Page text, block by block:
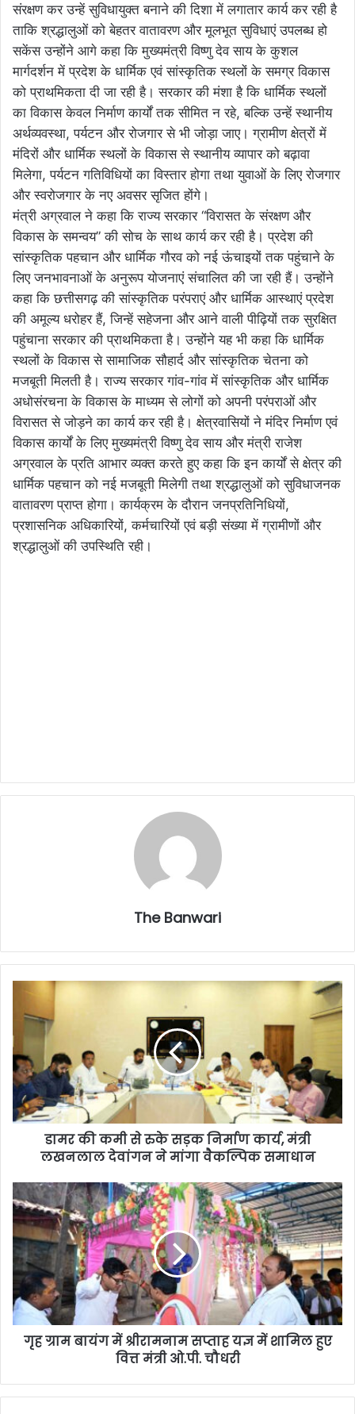
संरक्षण कर उन्हें सुविधायुक्त बनाने की दिशा में लगातार कार्य कर रही है
ताकि श्रद्धालुओं को बेहतर वातावरण और मूलभूत सुविधाएं उपलब्ध हो
सकेंस उन्होंने आगे कहा कि मुख्यमंत्री विष्णु देव साय के कुशल
मार्गदर्शन में प्रदेश के धार्मिक एवं सांस्कृतिक स्थलों के समग्र विकास
को प्राथमिकता दी जा रही है। सरकार की मंशा है कि धार्मिक स्थलों
का विकास केवल निर्माण कार्यों तक सीमित न रहे, बल्कि उन्हें स्थानीय
अर्थव्यवस्था, पर्यटन और रोजगार से भी जोड़ा जाए। ग्रामीण क्षेत्रों में
मंदिरों और धार्मिक स्थलों के विकास से स्थानीय व्यापार को बढ़ावा
मिलेगा, पर्यटन गतिविधियों का विस्तार होगा तथा युवाओं के लिए रोजगार
और स्वरोजगार के नए अवसर सृजित होंगे।
मंत्री अग्रवाल ने कहा कि राज्य सरकार “विरासत के संरक्षण और
विकास के समन्वय” की सोच के साथ कार्य कर रही है। प्रदेश की
सांस्कृतिक पहचान और धार्मिक गौरव को नई ऊंचाइयों तक पहुंचाने के
लिए जनभावनाओं के अनुरूप योजनाएं संचालित की जा रही हैं। उन्होंने
कहा कि छत्तीसगढ़ की सांस्कृतिक परंपराएं और धार्मिक आस्थाएं प्रदेश
की अमूल्य धरोहर हैं, जिन्हें सहेजना और आने वाली पीढ़ियों तक सुरक्षित
पहुंचाना सरकार की प्राथमिकता है। उन्होंने यह भी कहा कि धार्मिक
स्थलों के विकास से सामाजिक सौहार्द और सांस्कृतिक चेतना को
मजबूती मिलती है। राज्य सरकार गांव-गांव में सांस्कृतिक और धार्मिक
अधोसंरचना के विकास के माध्यम से लोगों को अपनी परंपराओं और
विरासत से जोड़ने का कार्य कर रही है। क्षेत्रवासियों ने मंदिर निर्माण एवं
विकास कार्यों के लिए मुख्यमंत्री विष्णु देव साय और मंत्री राजेश
अग्रवाल के प्रति आभार व्यक्त करते हुए कहा कि इन कार्यों से क्षेत्र की
धार्मिक पहचान को नई मजबूती मिलेगी तथा श्रद्धालुओं को सुविधाजनक
वातावरण प्राप्त होगा। कार्यक्रम के दौरान जनप्रतिनिधियों,
प्रशासनिक अधिकारियों, कर्मचारियों एवं बड़ी संख्या में ग्रामीणों और
श्रद्धालुओं की उपस्थिति रही।
The Banwari
डामर की कमी से रुके सड़क निर्माण कार्य, मंत्री
लखनलाल देवांगन ने मांगा वैकल्पिक समाधान
गृह ग्राम बायंग में श्रीरामनाम सप्ताह यज्ञ में शामिल हुए
वित्त मंत्री ओ.पी. चौधरी